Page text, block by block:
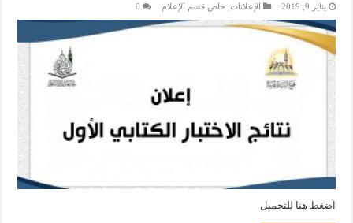
يناير 9, 2019 الإعلانات خاص قسم الإعلام 0
اضغط هنا للتحميل